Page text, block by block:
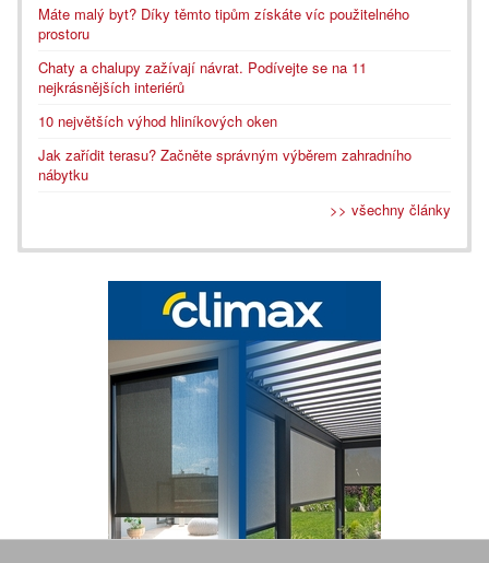
Máte malý byt? Díky těmto tipům získáte víc použitelného
prostoru
Chaty a chalupy zažívají návrat. Podívejte se na 11
nejkrásnějších interiérů
10 největších výhod hliníkových oken
Jak zařídit terasu? Začněte správným výběrem zahradního
nábytku
>> všechny články